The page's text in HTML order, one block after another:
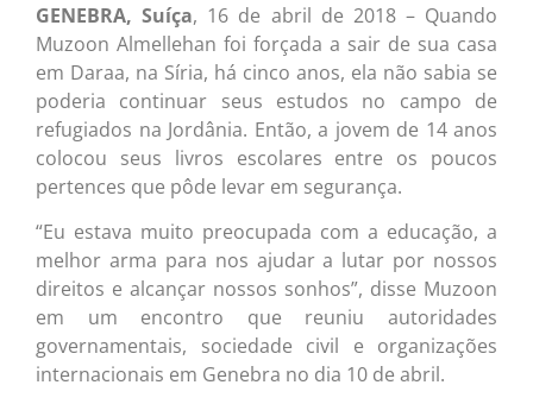
GENEBRA, Suíça, 16 de abril de 2018 – Quando
Muzoon Almellehan foi forçada a sair de sua casa
em Daraa, na Síria, há cinco anos, ela não sabia se
poderia continuar seus estudos no campo de
refugiados na Jordânia. Então, a jovem de 14 anos
colocou seus livros escolares entre os poucos
pertences que pôde levar em segurança.
“Eu estava muito preocupada com a educação, a
melhor arma para nos ajudar a lutar por nossos
direitos e alcançar nossos sonhos”, disse Muzoon
em um encontro que reuniu autoridades
governamentais, sociedade civil e organizações
internacionais em Genebra no dia 10 de abril.